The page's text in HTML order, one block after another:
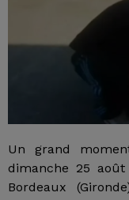
Un grand
dimanche 25
Bordeaux